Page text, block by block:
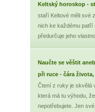
Keltský horoskop -
staří Keltové měli své
nich ke každému patří
předurčuje jeho
Naučte se věštit
při ruce - čára
Čtení z ruky je skvělá
která má tu výhodu,
nepotřebujete. Jen